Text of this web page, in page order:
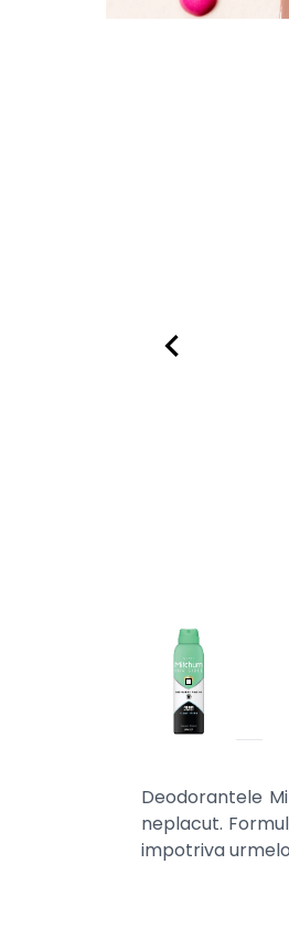
Deodorantele
neplacut.
impotriva